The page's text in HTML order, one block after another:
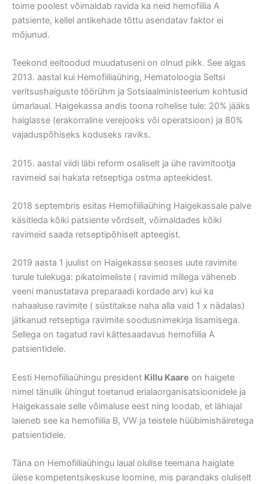
toime poolest võimaldab ravida ka neid hemofiilia A
patsiente, kellel antikehade tõttu asendatav faktor ei
mõjunud.
Teekond eeltoodud muudatuseni on olnud pikk. See algas
2013. aastal kui Hemofiiliaühing, Hematoloogia Seltsi
veritsushaiguste töörühm ja Sotsiaalministeerium kohtusid
ümarlaual. Haigekassa andis toona rohelise tule: 20% jääks
haiglasse (erakorraline verejooks või operatsioon) ja 80%
vajaduspõhiseks koduseks raviks.
2015. aastal viidi läbi reform osaliselt ja ühe ravimitootja
ravimeid sai hakata retseptiga ostma apteekidest.
2018 septembris esitas Hemofiiliaühing Haigekassale palve
käsitleda kõiki patsiente võrdselt, võimaldades kõiki
ravimeid saada retseptipõhiselt apteegist.
2019 aasta 1 juulist on Haigekassa seoses uute ravimite
turule tulekuga: pikatoimeliste ( ravimid millega väheneb
veeni manustatava preparaadi kordade arv) kui ka
nahaaluse ravimite ( süstitakse naha alla vaid 1 x nädalas)
jätkanud retseptiga ravimite soodusnimekirja lisamisega.
Sellega on tagatud ravi kättesaadavus hemofiilia A
patsientidele.
Eesti Hemofiiliaühingu president Killu Kaare on haigete
nimel tänulik ühingut toetanud erialaorganisatsioonidele ja
Haigekassale selle võimaluse eest ning loodab, et lähiajal
laieneb see ka hemofiilia B, VW ja teistele hüübimishäiretega
patsientidele.
Täna on Hemofiiliaühingu laual olulise teemana haiglate
ülese kompetentsikeskuse loomine, mis parandaks oluliselt